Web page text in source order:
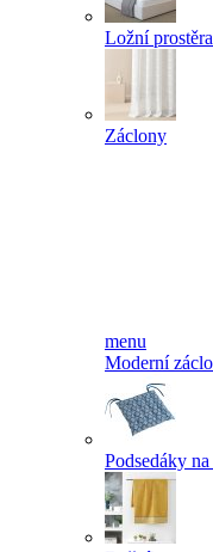
Ložní
Záclony
menu
Moderní
Podsedáky